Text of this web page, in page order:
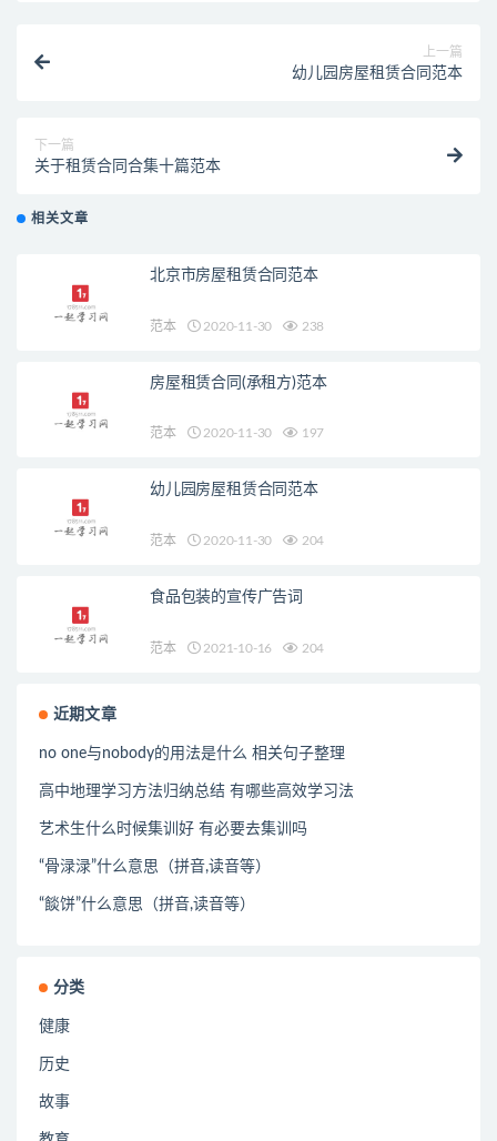
上一篇
幼儿园房屋租赁合同范本
下一篇
关于租赁合同合集十篇范本
相关文章
北京市房屋租赁合同范本
范本 2020-11-30 238
房屋租赁合同(承租方)范本
范本 2020-11-30 197
幼儿园房屋租赁合同范本
范本 2020-11-30 204
食品包装的宣传广告词
范本 2021-10-16 204
近期文章
no one与nobody的用法是什么 相关句子整理
高中地理学习方法归纳总结 有哪些高效学习法
艺术生什么时候集训好 有必要去集训吗
“骨渌渌”什么意思（拼音,读音等）
“餤饼”什么意思（拼音,读音等）
分类
健康
历史
故事